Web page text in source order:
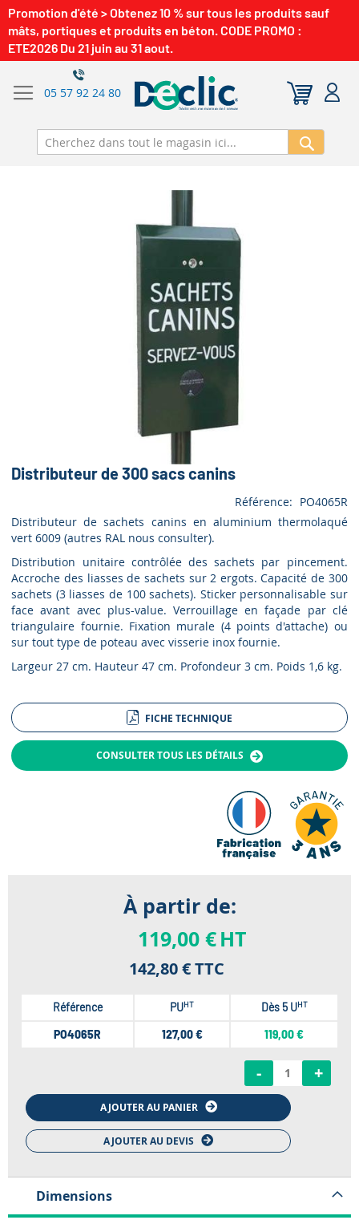
Promotion d'été > Obtenez 10 % sur tous les produits sauf
mâts, portiques et produits en béton. CODE PROMO :
ETE2026 Du 21 juin au 31 aout.
05 57 92 24 80
Distributeur de 300 sacs canins
Référence
PO4065R
Distributeur de sachets canins en aluminium thermolaqué
vert 6009 (autres RAL nous consulter).
Distribution unitaire contrôlée des sachets par pincement.
Accroche des liasses de sachets sur 2 ergots. Capacité de 300
sachets (3 liasses de 100 sachets). Sticker personnalisable sur
face avant avec plus-value. Verrouillage en façade par clé
triangulaire fournie. Fixation murale (4 points d'attache) ou
sur tout type de poteau avec visserie inox fournie.
Largeur 27 cm. Hauteur 47 cm. Profondeur 3 cm. Poids 1,6 kg.
FICHE TECHNIQUE
CONSULTER TOUS LES DÉTAILS
À partir de:
119,00 €HT
142,80 €TTC
Référence PUHT Dès 5 UHT
PO4065R 127,00 € 119,00 €
- +
AJOUTER AU PANIER
AJOUTER AU DEVIS
Dimensions